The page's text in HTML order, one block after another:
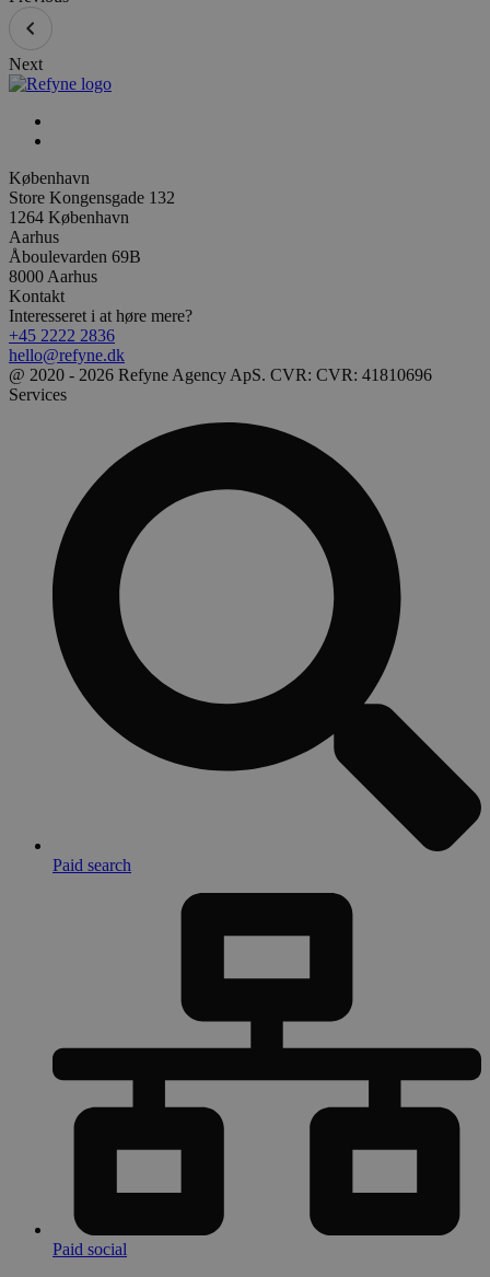
Next
København
Store Kongensgade 132
1264 København
Aarhus
Åboulevarden 69B
8000 Aarhus
Kontakt
Interesseret i at høre mere?
+45 2222 2836
hello@refyne.dk
@ 2020 - 2026 Refyne Agency ApS. CVR: CVR: 41810696
Services
Paid search
Paid social